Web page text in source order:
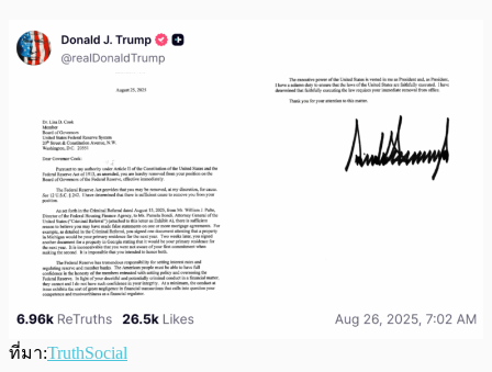
ที่มา:TruthSocial